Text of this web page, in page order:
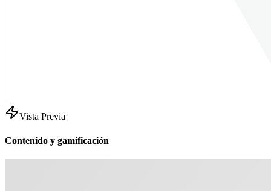
Vista Previa
Contenido y gamificación